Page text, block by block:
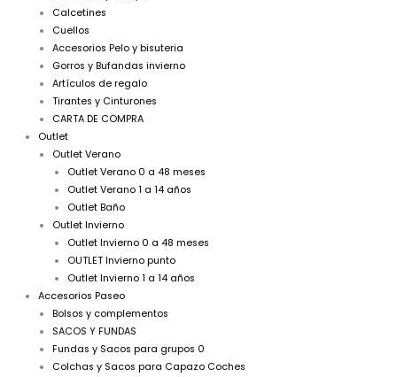
Calcetines
Cuellos
Accesorios Pelo y bisuteria
Gorros y Bufandas invierno
Artículos de regalo
Tirantes y Cinturones
CARTA DE COMPRA
Outlet
Outlet Verano
Outlet Verano 0 a 48 meses
Outlet Verano 1 a 14 años
Outlet Baño
Outlet Invierno
Outlet Invierno 0 a 48 meses
OUTLET Invierno punto
Outlet Invierno 1 a 14 años
Accesorios Paseo
Bolsos y complementos
SACOS Y FUNDAS
Fundas y Sacos para grupos 0
Colchas y Sacos para Capazo Coches